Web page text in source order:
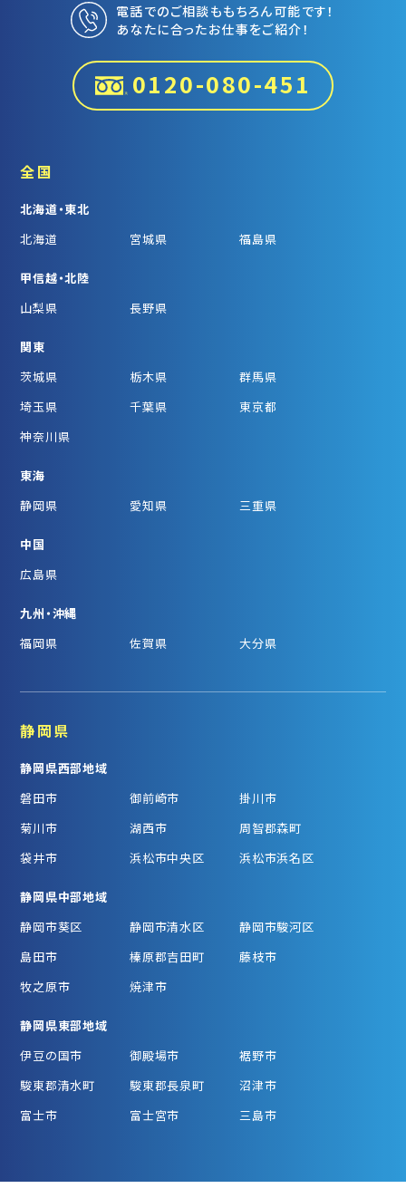
電話でのご相談ももちろん可能です！
あなたに合ったお仕事をご紹介！
0120-080-451
全国
北海道・東北
北海道
宮城県 福島県
甲信越・北陸
山梨県
長野県
関東
茨城県
栃木県
群馬県
埼玉県
千葉県
東京都
神奈川県
東海
静岡県
愛知県 三重県
中国
広島県
九州・沖縄
福岡県
佐賀県 大分県
静岡県
静岡県西部地域
磐田市
御前崎市
掛川市
菊川市
湖西市
周智郡森町
袋井市
浜松市中央区 浜松市浜名区
静岡県中部地域
静岡市葵区
静岡市清水区
静岡市駿河区
島田市
榛原郡吉田町
藤枝市
牧之原市
焼津市
静岡県東部地域
伊豆の国市
御殿場市
裾野市
駿東郡清水町
駿東郡長泉町
沼津市
富士市
富士宮市 三島市